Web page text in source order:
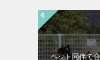
ペット同伴で